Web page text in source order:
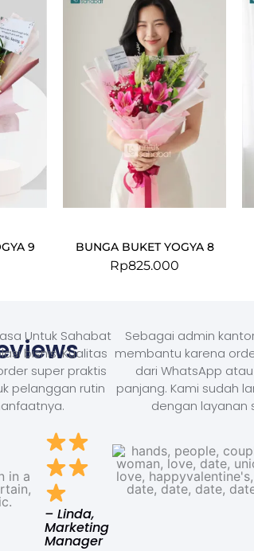
9 BUNGA BUKET YOGYA 8
Rp825.000
Untuk Sahabat
bisnis. Kualitas
super praktis
pelanggan rutin
– Linda,
Marketing
Manager
Sebagai admin
membantu karena
dari WhatsApp
panjang. Kami sudah
dengan layanan